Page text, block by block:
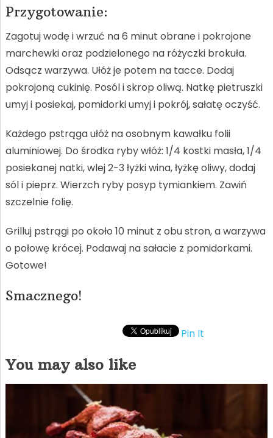
Przygotowanie:
Zagotuj wodę i wrzuć na 6 minut obrane i pokrojone
marchewki oraz podzielonego na różyczki brokuła.
Odsącz warzywa. Ułóż je potem na tacce. Dodaj
pokrojoną cukinię. Posól i skrop oliwą. Natkę pietruszki
umyj i posiekaj, pomidorki umyj i pokrój, sałatę oczyść.
Każdego pstrąga ułóż na osobnym kawałku folii
aluminiowej. Do środka ryby włóż: 1/4 kostki masła, 1/4
posiekanej natki, wlej 2-3 łyżki wina, łyżkę oliwy, dodaj
sól i pieprz. Wierzch ryby posyp tymiankiem. Zawiń
szczelnie folię.
Grilluj pstrągi po około 10 minut z obu stron, a warzywa
o połowę krócej. Podawaj na sałacie z pomidorkami.
Gotowe!
Smacznego!
Pin It
You may also like